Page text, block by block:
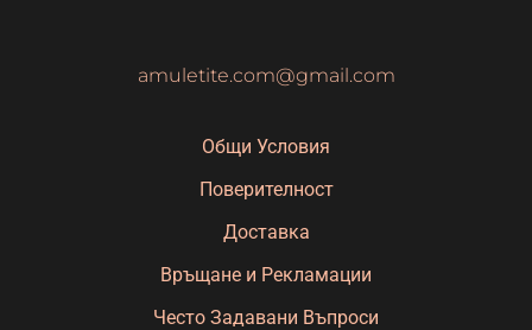
amuletite.com@gmail.com
Общи Условия
Поверителност
Доставка
Връщане и Рекламации
Често Задавани Въпроси